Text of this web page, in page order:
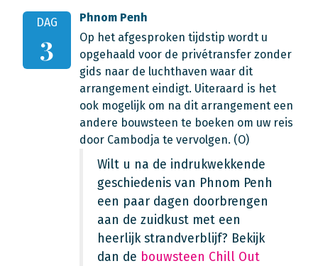
DAG
3
Phnom Penh
Op het afgesproken tijdstip wordt u
opgehaald voor de privétransfer zonder
gids naar de luchthaven waar dit
arrangement eindigt. Uiteraard is het
ook mogelijk om na dit arrangement een
andere bouwsteen te boeken om uw reis
door Cambodja te vervolgen. (O)
Wilt u na de indrukwekkende
geschiedenis van Phnom Penh
een paar dagen doorbrengen
aan de zuidkust met een
heerlijk strandverblijf? Bekijk
dan de bouwsteen Chill Out